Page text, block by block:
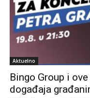
Aktuelno
Bingo Group i
događaja